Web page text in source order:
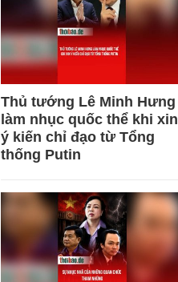
Thủ tướng Lê Minh Hưng
làm nhục quốc thể khi xin
ý kiến chỉ đạo từ Tổng
thống Putin